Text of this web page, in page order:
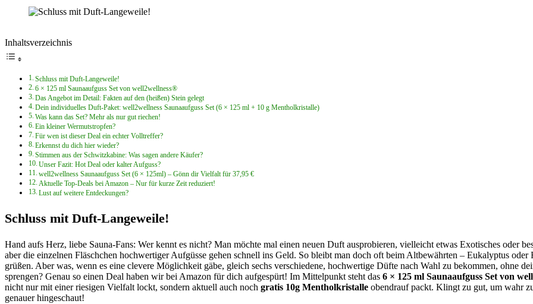
Inhaltsverzeichnis
Schluss mit Duft-Langeweile!
6 × 125 ml Saunaaufguss Set von well2wellness®
Das Angebot im Detail: Fakten auf den (heißen) Stein gelegt
Dein individuelles Duft-Paket: well2wellness Saunaaufguss Set (6 × 125 ml + 10 g Mentholkristalle)
Was kann das Set? Mehr als nur gut riechen!
Ein kleiner Wermutstropfen?
Für wen ist dieser Deal ein echter Volltreffer?
Erkennst du dich hier wieder?
Stimmen aus der Schwitzkabine: Was sagen andere Käufer?
Unser Fazit: Hot Deal oder kalter Aufguss?
well2wellness Saunaaufguss Set (6 × 125ml) – Gönn dir Vielfalt für 37,95 €
Aktuelle Top-Deals bei Amazon – Nur für kurze Zeit reduziert!
Lust auf weitere Entdeckungen?
Schluss mit Duft-Langeweile!
Hand aufs Herz, liebe Sauna-Fans: Wer kennt es nicht? Man möchte mal einen neuen Duft ausprobieren, vielleicht etwas Exotisches oder
aber die einzelnen Fläschchen hochwertiger Aufgüsse gehen schnell ins Geld. So bleibt man doch oft beim Altbewährten – Eukalyptus oder
grüßen. Aber was, wenn es eine clevere Möglichkeit gäbe, gleich sechs verschiedene, hochwertige Düfte nach Wahl zu bekommen, ohne
sprengen? Genau so einen Deal haben wir bei Amazon für dich aufgespürt! Im Mittelpunkt steht das 6 × 125 ml Saunaaufguss Set von
nicht nur mit einer riesigen Vielfalt lockt, sondern aktuell auch noch gratis 10g Mentholkristalle obendrauf packt. Klingt zu gut, um wahr
genauer hingeschaut!